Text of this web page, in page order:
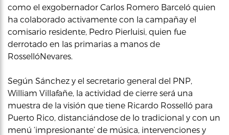
como el exgobernador Carlos Romero Barceló quien
ha colaborado activamente con la campañay el
comisario residente, Pedro Pierluisi, quien fue
derrotado en las primarias a manos de
RossellóNevares.
Según Sánchez y el secretario general del PNP,
William Villafañe, la actividad de cierre será una
muestra de la visión que tiene Ricardo Rosselló para
Puerto Rico, distanciándose de lo tradicional y con un
menú ‘impresionante’ de música, intervenciones y